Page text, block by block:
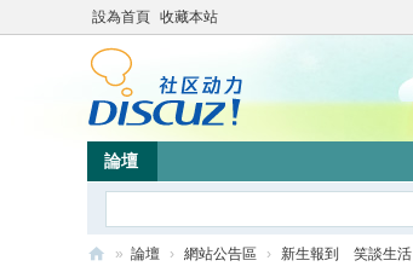
設為首頁 收藏本站
論壇
» 論壇 › 網站公告區 › 新生報到 笑談生活